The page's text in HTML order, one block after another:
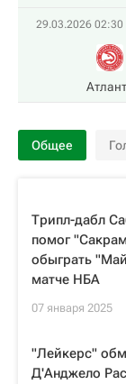
29.03.2026 02:30
Общее
Трипл-дабл
помог
обыграть
матче НБА
07 января 2025
"Лейкерс"
Д'Анджело